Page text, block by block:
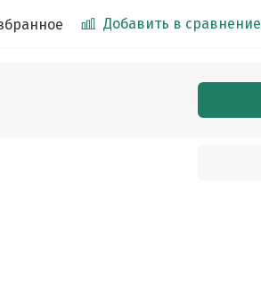
Добавить в сравнение